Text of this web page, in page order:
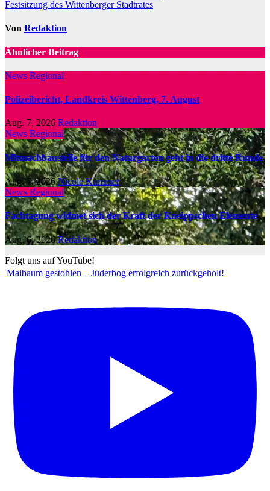
Festsitzung des Wittenberger Stadtrates
Von Redaktion
Ähnlicher Beitrag
News Regional
Polizeibericht, Landkreis Wittenberg, 7. August
Aug. 7, 2026 Redaktion
News Regional
Mitmachbaustelle für den Naturgarten geht in die dritte Runde
Aug. 7, 2026Nicole Kummer
News Regional
Fachtagung widmet sich der Kraft der Kneippschen Elemente
Aug. 6, 2026Redaktion
Folgt uns auf YouTube!
Maibaum gestohlen – Jüderbog erfolgreich zurückgeholt!